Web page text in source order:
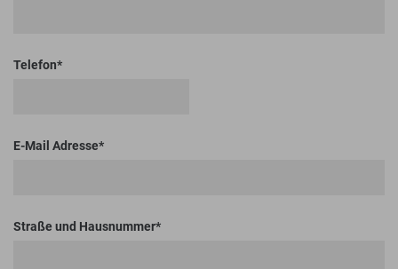
Telefon
E-Mail Adresse
Straße und Hausnummer